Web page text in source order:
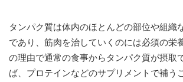
タンパク質は体内のほとんどの部位や組織
であり、筋肉を治していくのには必須の栄
の理由で通常の食事からタンパク質が摂取
ば、プロテインなどのサプリメントで補う